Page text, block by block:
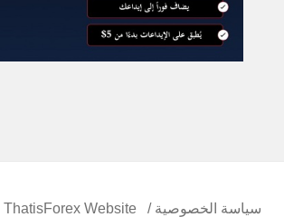
سياسة الخصوصية ThatisForex Website